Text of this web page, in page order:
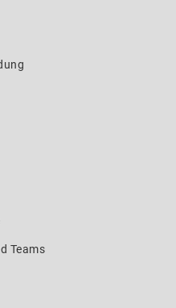
Teams